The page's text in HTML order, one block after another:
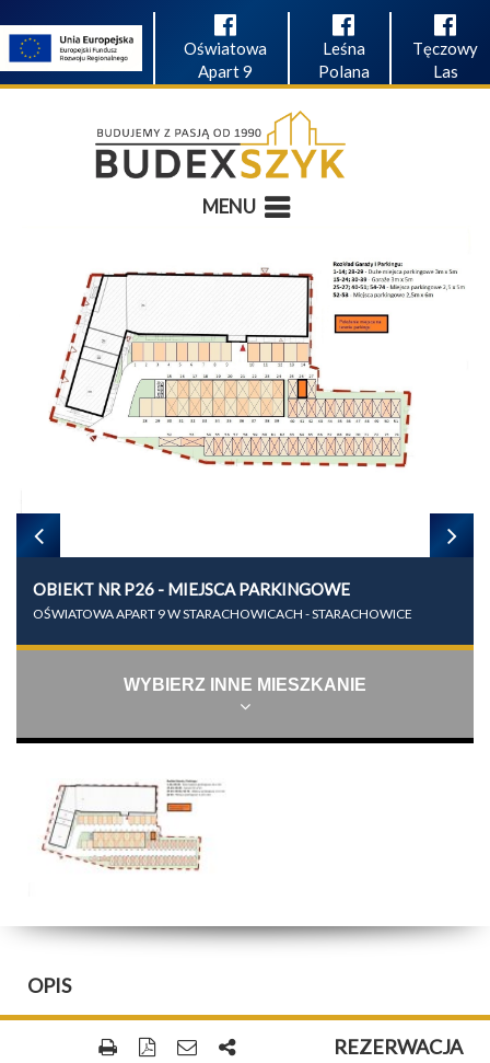
Oświatowa
Apart 9
Leśna
Polana
Tęczowy
Las
MENU
OBIEKT NR P26 - MIEJSCA PARKINGOWE
OŚWIATOWA APART 9 W STARACHOWICACH - STARACHOWICE
WYBIERZ INNE MIESZKANIE
OPIS
REZERWACJA